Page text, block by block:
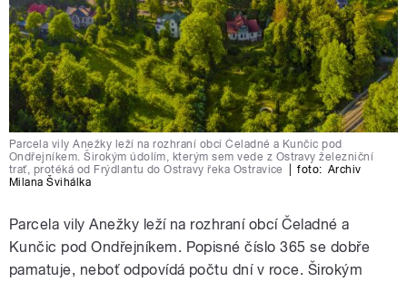
Parcela vily Anežky leží na rozhraní obcí Čeladné a Kunčic pod
Ondřejníkem. Širokým údolím, kterým sem vede z Ostravy železniční
trať, protéká od Frýdlantu do Ostravy řeka Ostravice
foto: Archiv
Milana Švihálka
Parcela vily Anežky leží na rozhraní obcí Čeladné a
Kunčic pod Ondřejníkem. Popisné číslo 365 se dobře
pamatuje, neboť odpovídá počtu dní v roce. Širokým